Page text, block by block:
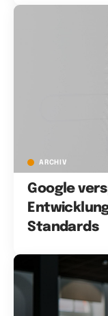
ARCHIV
Google
Standards